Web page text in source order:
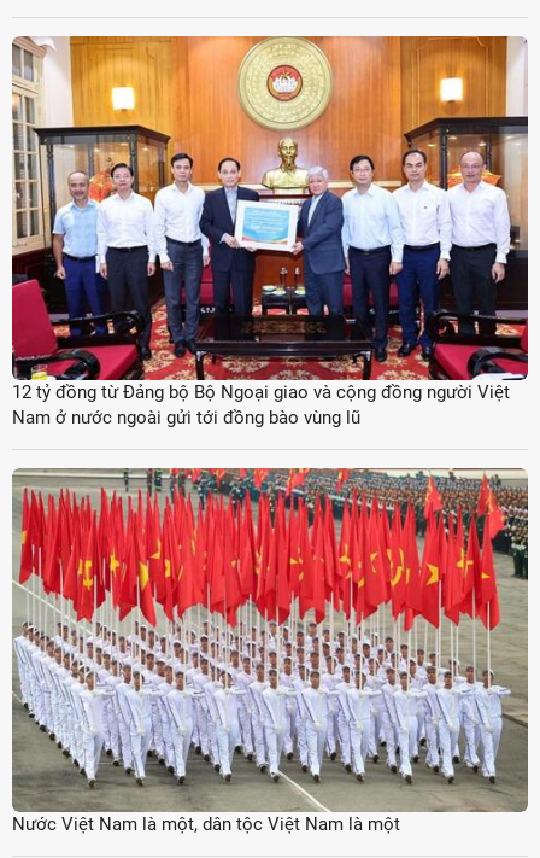
12 tỷ đồng từ Đảng bộ Bộ Ngoại giao và cộng đồng người Việt
Nam ở nước ngoài gửi tới đồng bào vùng lũ
Nước Việt Nam là một, dân tộc Việt Nam là một